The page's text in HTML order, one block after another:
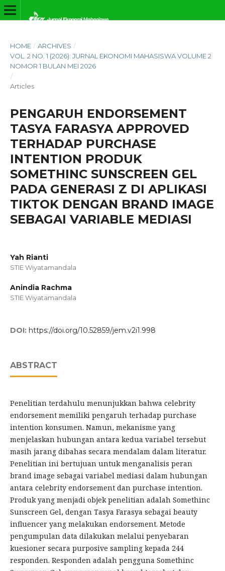
HOME / ARCHIVES /
VOL. 2 NO. 1 (2026): JURNAL EKONOMI MAHASISWA VOLUME 2
NOMOR 1 BULAN MEI 2026
/
Articles
PENGARUH ENDORSEMENT
TASYA FARASYA APPROVED
TERHADAP PURCHASE
INTENTION PRODUK
SOMETHINC SUNSCREEN GEL
PADA GENERASI Z DI APLIKASI
TIKTOK DENGAN BRAND IMAGE
SEBAGAI VARIABLE MEDIASI
Yah Rianti
STIE Wiyatamandala
Anindia Rachma
STIE Wiyatamandala
DOI: https://doi.org/10.52859/jem.v2i1.998
ABSTRACT
Penelitian terdahulu menunjukkan bahwa celebrity
endorsement memiliki pengaruh terhadap purchase
intention konsumen. Namun, mekanisme yang
menjelaskan hubungan antara kedua variabel tersebut
masih jarang dibahas secara mendalam dalam literatur.
Penelitian ini bertujuan untuk menganalisis peran
brand image sebagai variabel mediasi dalam hubungan
antara celebrity endorsement dan purchase intention.
Produk yang menjadi objek penelitian adalah Somethinc
Sunscreen Gel, dengan Tasya Farasya sebagai beauty
influencer yang melakukan endorsement. Metode
pengumpulan data dilakukan melalui penyebaran
kuesioner secara purposive sampling kepada 244
responden. Responden adalah pengguna Somethinc